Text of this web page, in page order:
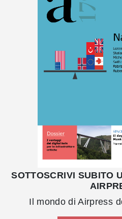
SOTTOSCRIVI SUBITO
Il mondo di Airpress